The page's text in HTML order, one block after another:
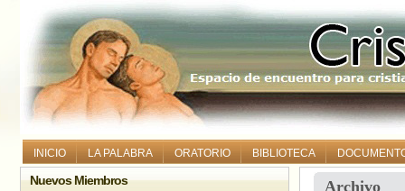
INICIO LA PALABRA ORATORIO BIBLIOTECA
Archivo
Nuevos Miembros